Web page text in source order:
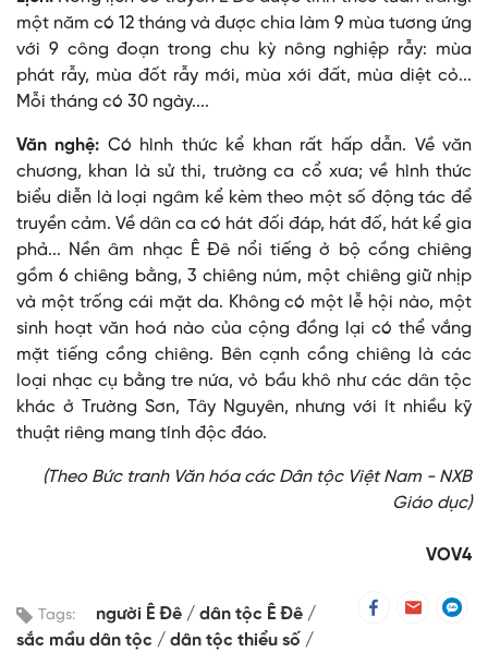
một năm có 12 tháng và được chia làm 9 mùa tương ứng
với 9 công đoạn trong chu kỳ nông nghiệp rẫy: mùa
phát rẫy, mùa đốt rẫy mới, mùa xới đất, mùa diệt cỏ...
Mỗi tháng có 30 ngày....
Văn nghệ: Có hình thức kể khan rất hấp dẫn. Về văn
chương, khan là sử thi, trường ca cổ xưa; về hình thức
biểu diễn là loại ngâm kể kèm theo một số động tác để
truyền cảm. Về dân ca có hát đối đáp, hát đố, hát kể gia
phả... Nền âm nhạc Ê Ðê nổi tiếng ở bộ cồng chiêng
gồm 6 chiêng bằng, 3 chiêng núm, một chiêng giữ nhịp
và một trống cái mặt da. Không có một lễ hội nào, một
sinh hoạt văn hoá nào của cộng đồng lại có thể vắng
mặt tiếng cồng chiêng. Bên cạnh cồng chiêng là các
loại nhạc cụ bằng tre nứa, vỏ bầu khô như các dân tộc
khác ở Trường Sơn, Tây Nguyên, nhưng với ít nhiều kỹ
thuật riêng mang tính độc đáo.
(Theo Bức tranh Văn hóa các Dân tộc Việt Nam - NXB
Giáo dục)
VOV4
Tags: người Ê Đê
dân tộc Ê Đê
sắc mầu dân tộc
dân tộc thiểu số